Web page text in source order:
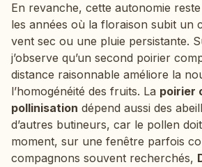
En revanche, cette autonomie
les années où la floraison subit un
vent sec ou une pluie persistante.
j’observe qu’un second poirier
distance raisonnable améliore la
l’homogénéité des fruits. La poirier
pollinisation dépend aussi des
d’autres butineurs, car le pollen
moment, sur une fenêtre parfois
compagnons souvent recherchés,